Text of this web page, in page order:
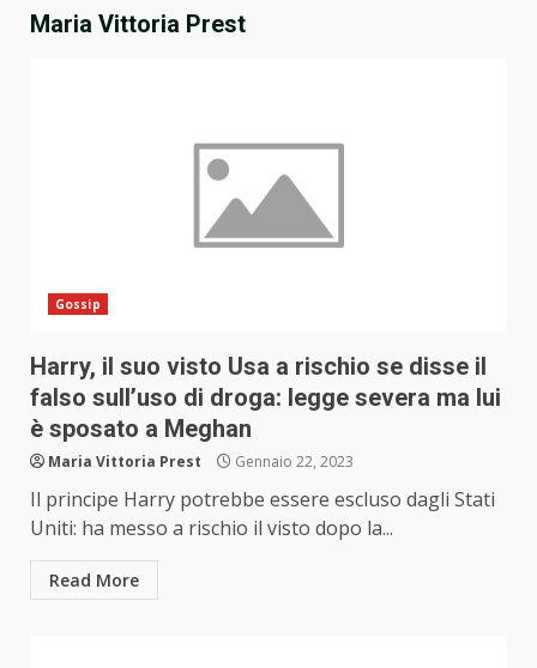
Maria Vittoria Prest
Gossip
Harry, il suo visto Usa a rischio se disse il
falso sull’uso di droga: legge severa ma lui
è sposato a Meghan
Maria Vittoria Prest Gennaio 22, 2023
Il principe Harry potrebbe essere escluso dagli Stati
Uniti: ha messo a rischio il visto dopo la...
Read More